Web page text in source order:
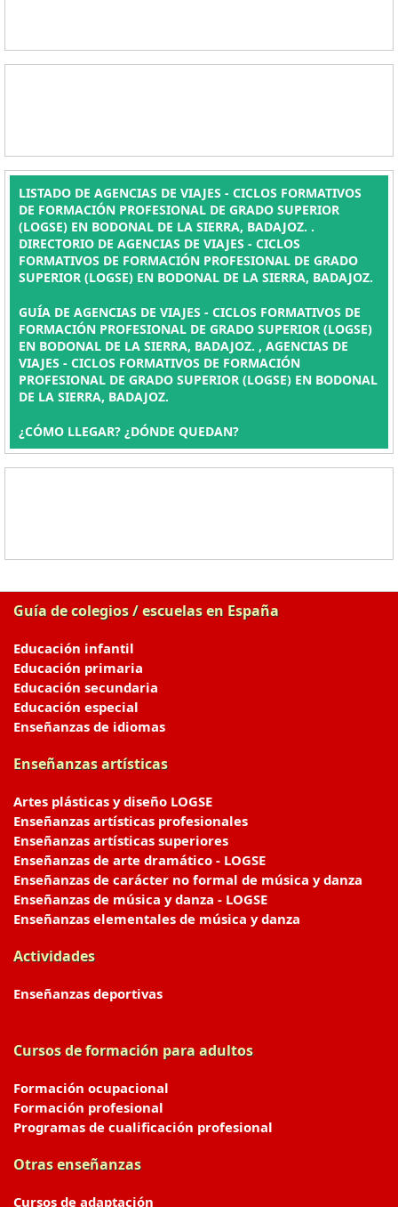
LISTADO DE AGENCIAS DE VIAJES - CICLOS FORMATIVOS
DE FORMACIÓN PROFESIONAL DE GRADO SUPERIOR
(LOGSE) EN BODONAL DE LA SIERRA, BADAJOZ. .
DIRECTORIO DE AGENCIAS DE VIAJES - CICLOS
FORMATIVOS DE FORMACIÓN PROFESIONAL DE GRADO
SUPERIOR (LOGSE) EN BODONAL DE LA SIERRA, BADAJOZ.
GUÍA DE AGENCIAS DE VIAJES - CICLOS FORMATIVOS DE
FORMACIÓN PROFESIONAL DE GRADO SUPERIOR (LOGSE)
EN BODONAL DE LA SIERRA, BADAJOZ. , AGENCIAS DE
VIAJES - CICLOS FORMATIVOS DE FORMACIÓN
PROFESIONAL DE GRADO SUPERIOR (LOGSE) EN BODONAL
DE LA SIERRA, BADAJOZ.
¿CÓMO LLEGAR? ¿DÓNDE QUEDAN?
Guía de colegios / escuelas en España
Educación infantil
Educación primaria
Educación secundaria
Educación especial
Enseñanzas de idiomas
Enseñanzas artísticas
Artes plásticas y diseño LOGSE
Enseñanzas artísticas profesionales
Enseñanzas artísticas superiores
Enseñanzas de arte dramático - LOGSE
Enseñanzas de carácter no formal de música y danza
Enseñanzas de música y danza - LOGSE
Enseñanzas elementales de música y danza
Actividades
Enseñanzas deportivas
Cursos de formación para adultos
Formación ocupacional
Formación profesional
Programas de cualificación profesional
Otras enseñanzas
Cursos de adaptación